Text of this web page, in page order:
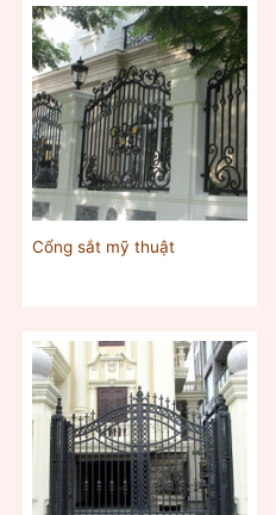
Cổng sắt mỹ thuật